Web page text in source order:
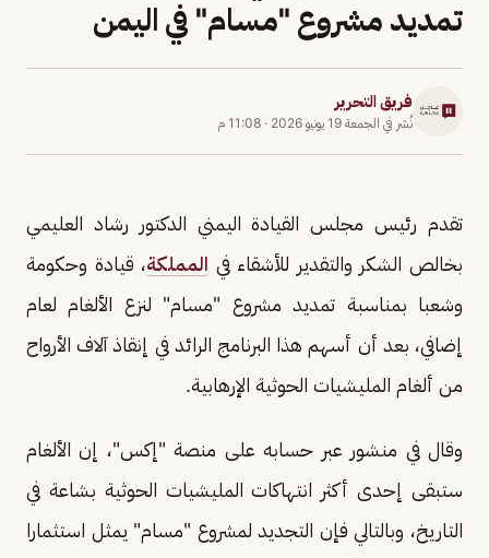
تمديد مشروع "مسام" في اليمن
فريق التحرير
نُشر في الجمعة 19 يونيو 2026 · 11:08 م
تقدم رئيس مجلس القيادة اليمني الدكتور رشاد العليمي
بخالص الشكر والتقدير للأشقاء في المملكة، قيادة وحكومة
وشعبا بمناسبة تمديد مشروع "مسام" لنزع الألغام لعام
إضافي، بعد أن أسهم هذا البرنامج الرائد في إنقاذ آلاف الأرواح
من ألغام المليشيات الحوثية الإرهابية.
وقال في منشور عبر حسابه على منصة "إكس"، إن الألغام
ستبقى إحدى أكثر انتهاكات المليشيات الحوثية بشاعة في
التاريخ، وبالتالي فإن التجديد لمشروع "مسام" يمثل استثمارا